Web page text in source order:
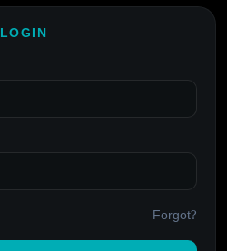
LOGIN
Forgot?